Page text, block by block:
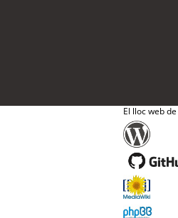
El lloc web